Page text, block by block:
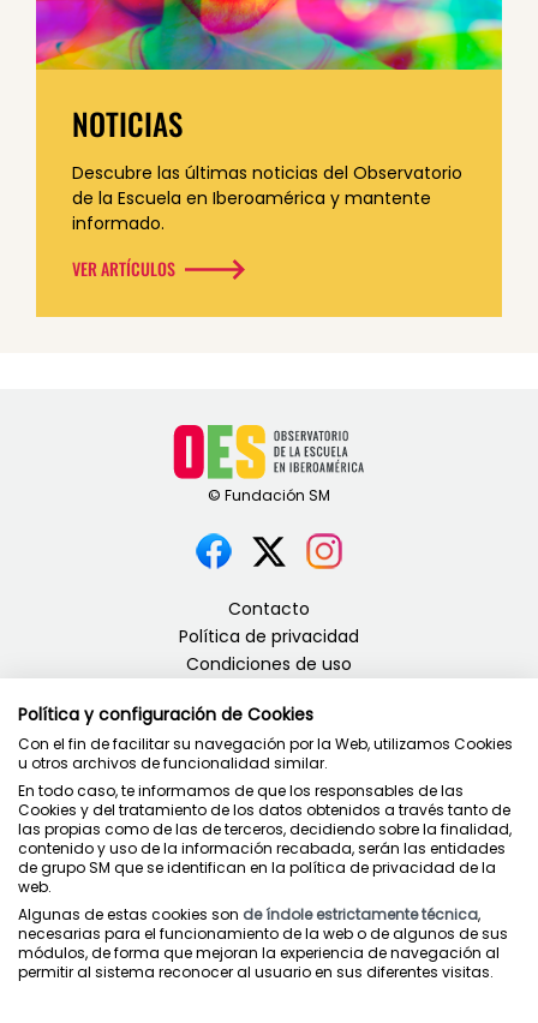
NOTICIAS
Descubre las últimas noticias del Observatorio
de la Escuela en Iberoamérica y mantente
informado.
VER ARTÍCULOS
Contacto
Política de privacidad
Condiciones de uso
Juntos cuidamos la educación
Política y configuración de Cookies
Con el fin de facilitar su navegación por la Web, utilizamos Cookies
u otros archivos de funcionalidad similar.
En todo caso, te informamos de que los responsables de las
Cookies y del tratamiento de los datos obtenidos a través tanto de
las propias como de las de terceros, decidiendo sobre la finalidad,
contenido y uso de la información recabada, serán las entidades
de grupo SM que se identifican en la política de privacidad de la
web.
Algunas de estas cookies son de índole estrictamente técnica,
necesarias para el funcionamiento de la web o de algunos de sus
módulos, de forma que mejoran la experiencia de navegación al
permitir al sistema reconocer al usuario en sus diferentes visitas.